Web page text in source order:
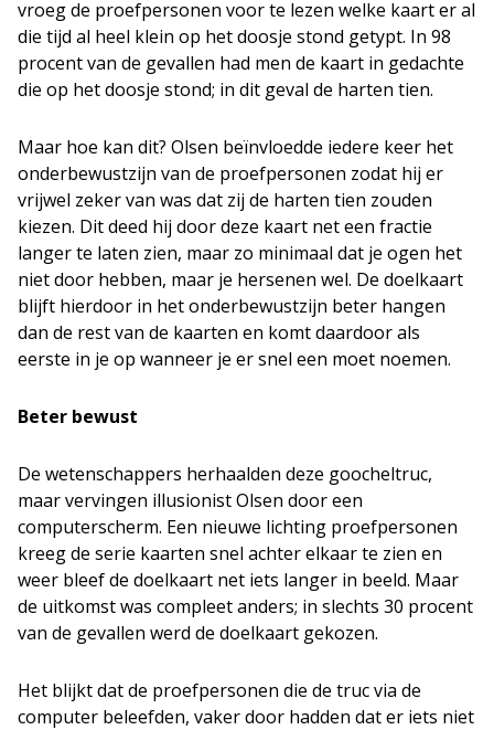
vroeg de proefpersonen voor te lezen welke kaart er al
die tijd al heel klein op het doosje stond getypt. In 98
procent van de gevallen had men de kaart in gedachte
die op het doosje stond; in dit geval de harten tien.
Maar hoe kan dit? Olsen beïnvloedde iedere keer het
onderbewustzijn van de proefpersonen zodat hij er
vrijwel zeker van was dat zij de harten tien zouden
kiezen. Dit deed hij door deze kaart net een fractie
langer te laten zien, maar zo minimaal dat je ogen het
niet door hebben, maar je hersenen wel. De doelkaart
blijft hierdoor in het onderbewustzijn beter hangen
dan de rest van de kaarten en komt daardoor als
eerste in je op wanneer je er snel een moet noemen.
Beter bewust
De wetenschappers herhaalden deze goocheltruc,
maar vervingen illusionist Olsen door een
computerscherm. Een nieuwe lichting proefpersonen
kreeg de serie kaarten snel achter elkaar te zien en
weer bleef de doelkaart net iets langer in beeld. Maar
de uitkomst was compleet anders; in slechts 30 procent
van de gevallen werd de doelkaart gekozen.
Het blijkt dat de proefpersonen die de truc via de
computer beleefden, vaker door hadden dat er iets niet